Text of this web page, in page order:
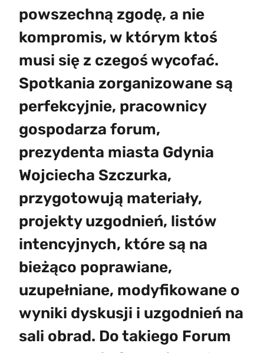
powszechną zgodę, a nie
kompromis, w którym ktoś
musi się z czegoś wycofać.
Spotkania zorganizowane są
perfekcyjnie, pracownicy
gospodarza forum,
prezydenta miasta Gdynia
Wojciecha Szczurka,
przygotowują materiały,
projekty uzgodnień, listów
intencyjnych, które są na
bieżąco poprawiane,
uzupełniane, modyfikowane o
wyniki dyskusji i uzgodnień na
sali obrad. Do takiego Forum